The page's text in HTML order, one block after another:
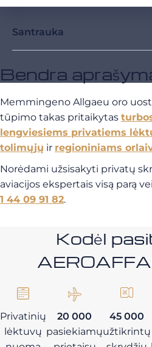
Santrauka
Bendra
Memmingeno Allgaeu oro
tūpimo takas pritaikytas
lengviesiems privatiems
tolimųjų ir regioniniams
Norėdami užsisakyti privatų
aviacijos ekspertais visą parą
1 44 09 91 82.
Kodėl
Privatinių
lėktuvų
20 000
pasiekiamų
45 000
užtikrintų